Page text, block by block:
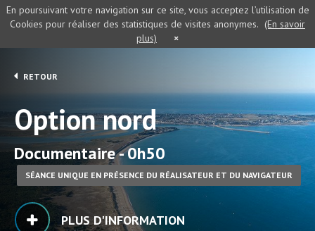
RETOUR
Option nord
Documentaire - 0h50
SÉANCE UNIQUE EN PRÉSENCE DU RÉALISATEUR ET DU NAVIGATEUR
PLUS D'INFORMATION
En poursuivant votre navigation sur ce site, vous acceptez l’utilisation de
Cookies pour réaliser des statistiques de visites anonymes. (En savoir
plus)
×